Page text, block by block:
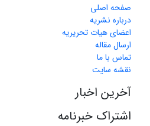
صفحه اصلی
درباره نشریه
اعضای هیات تحریریه
ارسال مقاله
تماس با ما
نقشه سایت
آخرین اخبار
اشتراک خبرنامه